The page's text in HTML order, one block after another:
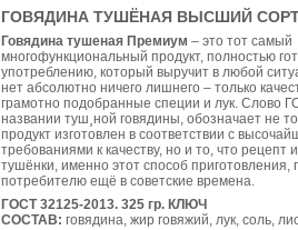
ГОВЯДИНА ТУШЁНАЯ ВЫСШИЙ
Говядина тушеная Премиум – это тот самый
многофункциональный продукт, полностью
употреблению, который выручит в любой
нет абсолютно ничего лишнего – только
грамотно подобранные специи и лук. Слово
названии туш¸ной говядины, обозначает не
продукт изготовлен в соответствии с
требованиями к качеству, но и то, что рецепт
тушёнки, именно этот способ
потребителю ещё в советские времена.
ГОСТ 32125-2013. 325 гр. КЛЮЧ
СОСТАВ: говядина, жир говяжий, лук, соль,